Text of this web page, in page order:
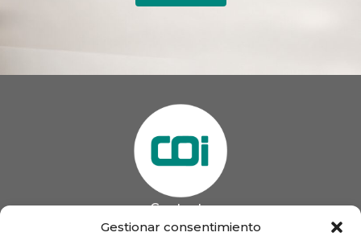
Gestionar consentimiento
Contacto